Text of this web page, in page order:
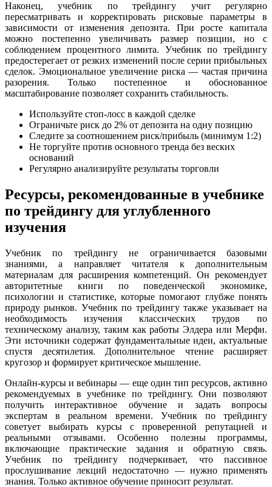
Наконец, учебник по трейдингу учит регулярно
пересматривать и корректировать рисковые параметры в
зависимости от изменения депозита. При росте капитала
можно постепенно увеличивать размер позиции, но с
соблюдением процентного лимита. Учебник по трейдингу
предостерегает от резких изменений после серии прибыльных
сделок. Эмоциональное увеличение риска — частая причина
разорения. Только постепенное и обоснованное
масштабирование позволяет сохранить стабильность.
Используйте стоп-лосс в каждой сделке
Ограничьте риск до 2% от депозита на одну позицию
Следите за соотношением риск/прибыль (минимум 1:2)
Не торгуйте против основного тренда без веских
оснований
Регулярно анализируйте результаты торговли
Ресурсы, рекомендованные в учебнике
по трейдингу для углубленного
изучения
Учебник по трейдингу не ограничивается базовыми
знаниями, а направляет читателя к дополнительным
материалам для расширения компетенций. Он рекомендует
авторитетные книги по поведенческой экономике,
психологии и статистике, которые помогают глубже понять
природу рынков. Учебник по трейдингу также указывает на
необходимость изучения классических трудов по
техническому анализу, таким как работы Элдера или Мерфи.
Эти источники содержат фундаментальные идеи, актуальные
спустя десятилетия. Дополнительное чтение расширяет
кругозор и формирует критическое мышление.
Онлайн-курсы и вебинары — еще один тип ресурсов, активно
рекомендуемых в учебнике по трейдингу. Они позволяют
получить интерактивное обучение и задать вопросы
экспертам в реальном времени. Учебник по трейдингу
советует выбирать курсы с проверенной репутацией и
реальными отзывами. Особенно полезны программы,
включающие практические задания и обратную связь.
Учебник по трейдингу подчеркивает, что пассивное
прослушивание лекций недостаточно — нужно применять
знания. Только активное обучение приносит результат.